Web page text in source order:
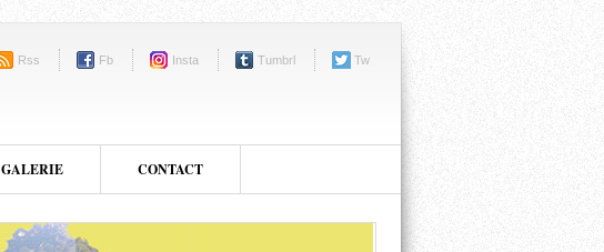
Rss Fb Insta Tumbrl Tw
GALERIE CONTACT